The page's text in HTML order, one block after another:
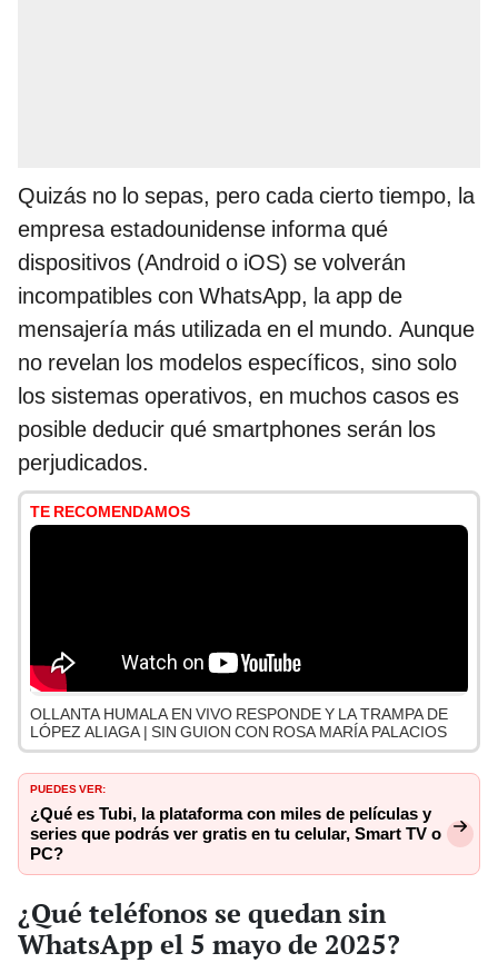
Quizás no lo sepas, pero cada cierto tiempo, la
empresa estadounidense informa qué
dispositivos (Android o iOS) se volverán
incompatibles con WhatsApp, la app de
mensajería más utilizada en el mundo. Aunque
no revelan los modelos específicos, sino solo
los sistemas operativos, en muchos casos es
posible deducir qué smartphones serán los
perjudicados.
TE RECOMENDAMOS
OLLANTA HUMALA EN VIVO RESPONDE Y LA TRAMPA DE
LÓPEZ ALIAGA | SIN GUION CON ROSA MARÍA PALACIOS
PUEDES VER:
¿Qué es Tubi, la plataforma con miles de películas y
series que podrás ver gratis en tu celular, Smart TV o
PC?
¿Qué teléfonos se quedan sin
WhatsApp el 5 mayo de 2025?